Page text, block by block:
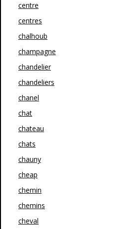
centre
centres
chalhoub
champagne
chandelier
chandeliers
chanel
chat
chateau
chats
chauny
cheap
chemin
chemins
cheval